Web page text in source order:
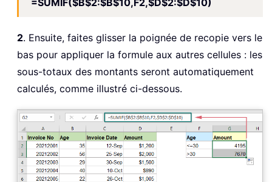
2. Ensuite, faites glisser la poignée de recopie vers le
bas pour appliquer la formule aux autres cellules : les
sous-totaux des montants seront automatiquement
calculés, comme illustré ci-dessous.